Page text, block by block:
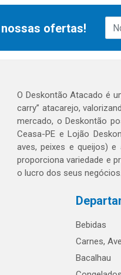
ofertas!
O Deskontão Atacado é
carry” atacarejo,
mercado, o Deskontão
Ceasa-PE e Lojão
aves, peixes e queijos) e
proporciona variedade e
o lucro dos seus negócios.
Bebidas
Carnes,
Bacalhau